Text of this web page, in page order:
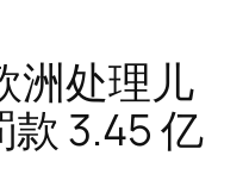
洲处理儿
3.45 亿